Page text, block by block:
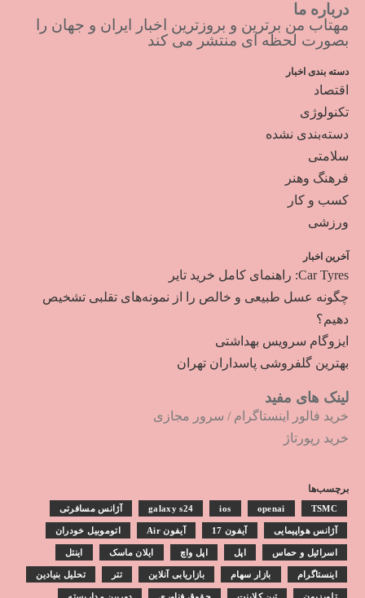
درباره ما
مهتاب من برترین و بروزترین اخبار ایران و جهان را
بصورت لحظه ای منتشر می کند
دسته بندی اخبار
اقتصاد
تکنولوژی
دسته‌بندی نشده
سلامتی
فرهنگ وهنر
کسب و کار
ورزشی
آخرین اخبار
Car Tyres: راهنمای کامل خرید تایر
چگونه عسل طبیعی و خالص را از نمونه‌های تقلبی تشخیص
دهیم؟
ایزوگام سرویس بهداشتی
بهترین گلفروشی پاسداران تهران
لینک های مفید
خرید فالور اینستاگرام / سرور مجازی
خرید رپورتاژ
برچسب‌ها
galaxy s24 ios openai TSMC آژانس مسافرتی
آژانس هواپیمایی آیفون 17 آیفون Air اتوموبیل خودران
اسرائیل و حماس اپل اپل واچ ایلان ماسک اینتل
اینستاگرام بازار سهام بازاریابی آنلاین تتر تحلیل بنیادین